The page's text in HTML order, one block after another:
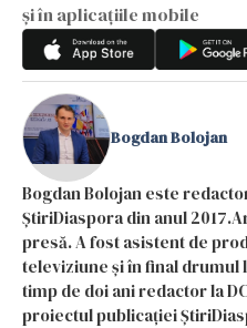
și în aplicațiile mobile
Bogdan Bolojan
Bogdan Bolojan este
ȘtiriDiaspora din anul
presă. A fost asistent de
televiziune și în final drumul
timp de doi ani redactor la
proiectul publicației